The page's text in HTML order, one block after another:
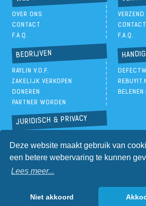
Deze website maakt gebruik van
een betere webervaring te kunnen
Lees meer...
Niet akkoord
OVER ONS
CONTACT
F.A.Q.
F.A.Q.
BEDRIJVEN
RAYLIN V.O.F.
ZAKELIJK VERKOPEN
DONEREN
PARTNER WORDEN
JURIDISCH & PRIVACY
ALGEMENE VOORWAARDEN